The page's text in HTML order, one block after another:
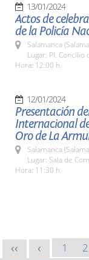
13/01/2024
Actos de
de la Policía
Salamanca
Lugar: Pl. Concilio
Hora: 12:00 h.
12/01/2024
Presentación
Internacional
Oro de La
Salamanca
Lugar: Sala de
Hora: 11:30 h.
<< < 1 2